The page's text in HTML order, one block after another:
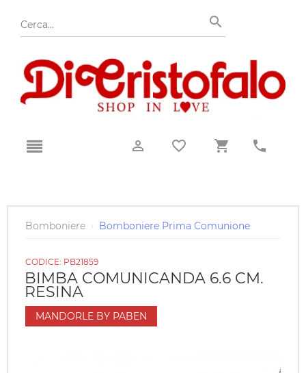
Bomboniere › Bomboniere Prima Comunione
CODICE: PB21859
BIMBA COMUNICANDA 6.6 CM.
RESINA
MANDORLE BY PABEN